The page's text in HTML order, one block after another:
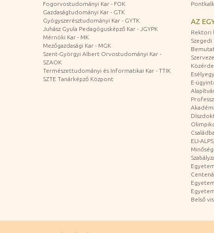
Fogorvostudományi Kar - FOK
Gazdaságtudományi Kar - GTK
Gyógyszerésztudományi Kar - GYTK
Juhász Gyula Pedagógusképző Kar - JGYPK
Mérnöki Kar - MK
Mezőgazdasági Kar - MGK
Szent-Györgyi Albert Orvostudományi Kar -
SZAOK
Természettudományi és Informatikai Kar - TTIK
SZTE Tanárképző Központ
AZ
Rektori
E-
ELI-
Belső